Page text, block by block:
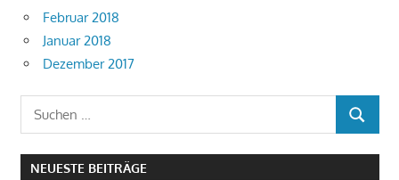
Februar 2018
Januar 2018
Dezember 2017
Suchen
nach:
SUCHEN
NEUESTE BEITRÄGE